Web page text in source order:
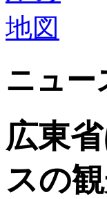
ニュー
広東
スの